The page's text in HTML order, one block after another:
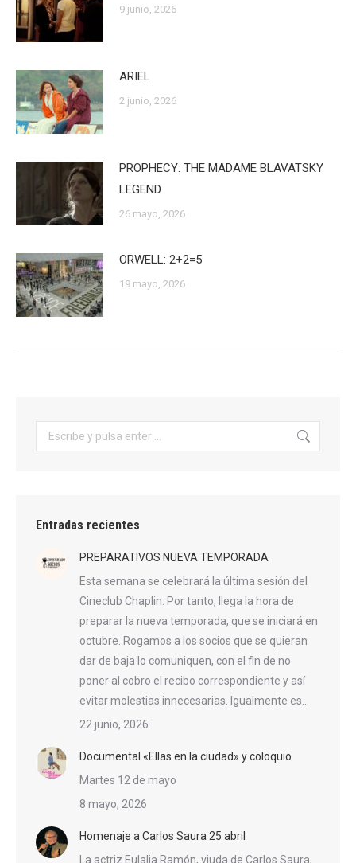
9 junio, 2026
ARIEL
2 junio, 2026
PROPHECY: THE MADAME BLAVATSKY
LEGEND
26 mayo, 2026
ORWELL: 2+2=5
19 mayo, 2026
Buscar:
Entradas recientes
PREPARATIVOS NUEVA TEMPORADA
Esta semana se celebrará la última sesión del
Cineclub Chaplin. Por tanto, llega la hora de
preparar la nueva temporada, que se iniciará en
octubre. Rogamos a los socios que se quieran
dar de baja lo comuniquen, con el fin de no
poner al cobro el recibo correspondiente y así
evitar molestias innecesarias. Igualmente es…
22 junio, 2026
Documental «Ellas en la ciudad» y coloquio
Martes 12 de mayo
8 mayo, 2026
Homenaje a Carlos Saura 25 abril
La actriz Eulalia Ramón, viuda de Carlos Saura,